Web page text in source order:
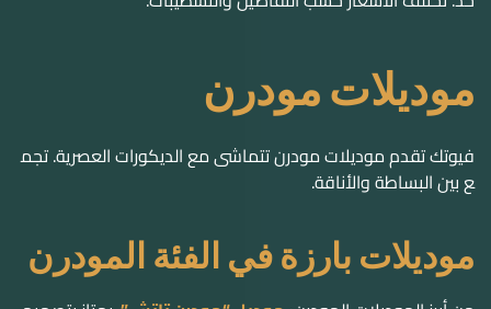
فيوتك تقدم موديلات مودرن تتماشى مع الديكورات العصرية. تجم
موديلات بارزة في الفئة المودرن
من أبرز الموديلات المودرن:موديل “مودرن تاتش”. يمتاز بتصميم
ه البسيط والمتطور.
أسعار الموديلات المودرن